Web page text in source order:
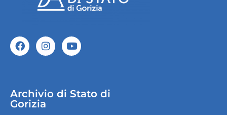
Archivio di Stato di
Gorizia